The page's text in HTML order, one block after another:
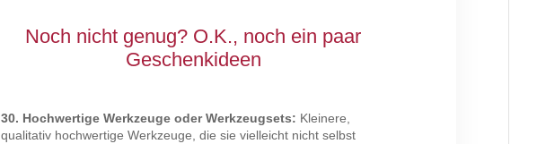
Noch nicht genug? O.K., noch ein paar
Geschenkideen
30. Hochwertige Werkzeuge oder Werkzeugsets: Kleinere,
qualitativ hochwertige Werkzeuge, die sie vielleicht nicht selbst